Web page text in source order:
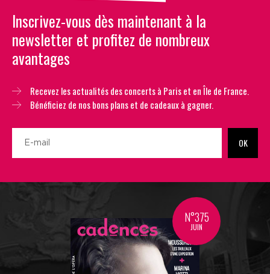
Inscrivez-vous dès maintenant à la
newsletter et profitez de nombreux
avantages
Recevez les actualités des concerts à Paris et en Île de France.
Bénéficiez de nos bons plans et de cadeaux à gagner.
OK
N°375
JUIN